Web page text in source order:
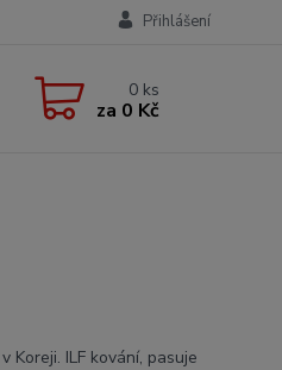
Přihlášení
0 ks
za 0 Kč
Koreji. ILF kování, pasuje